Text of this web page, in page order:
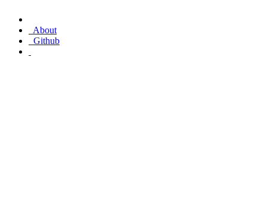
About
Github